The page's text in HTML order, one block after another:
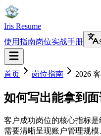
Iris Resume
使用指南岗位实战手册
首页 岗位指南 2026
如何写出能拿到
客户成功岗位的核心指标
需要清晰呈现账户管理规